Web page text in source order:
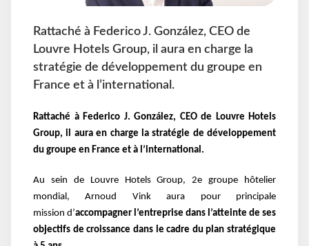
Rattaché à Federico J. González, CEO de
Louvre Hotels Group, il aura en charge la
stratégie de développement du groupe en
France et à l’international.
Rattaché à Federico J. González, CEO de Louvre Hotels
Group, il aura en charge la stratégie de développement
du groupe en France et à l’international.
Au sein de Louvre Hotels Group,2e groupe hôtelier
mondial, Arnoud Vink aura pour principale
mission d’accompagner l’entreprise dans l’atteinte de ses
objectifs de croissance dans lecadre du plan stratégique